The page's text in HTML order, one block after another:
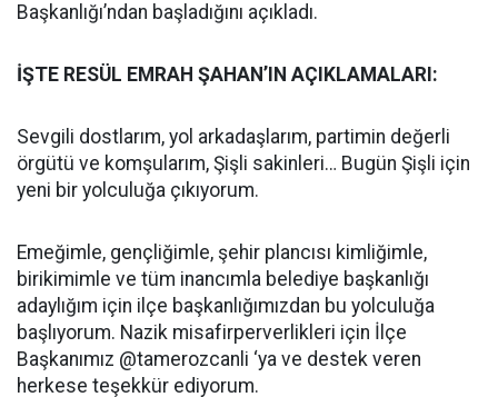
Başkanlığı’ndan başladığını açıkladı.
İŞTE RESÜL EMRAH ŞAHAN’IN AÇIKLAMALARI:
Sevgili dostlarım, yol arkadaşlarım, partimin değerli
örgütü ve komşularım, Şişli sakinleri… Bugün Şişli için
yeni bir yolculuğa çıkıyorum.
Emeğimle, gençliğimle, şehir plancısı kimliğimle,
birikimimle ve tüm inancımla belediye başkanlığı
adaylığım için ilçe başkanlığımızdan bu yolculuğa
başlıyorum. Nazik misafirperverlikleri için İlçe
Başkanımız @tamerozcanli ‘ya ve destek veren
herkese teşekkür ediyorum.